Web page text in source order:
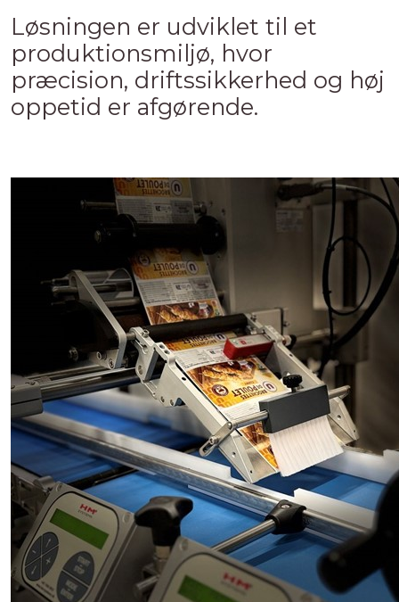
Løsningen er udviklet til et
produktionsmiljø, hvor
præcision, driftssikkerhed og høj
oppetid er afgørende.